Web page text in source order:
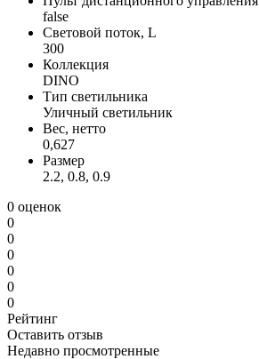
false
Световой поток, L
300
Коллекция
DINO
Тип светильника
Уличный светильник
Вес, нетто
0,627
Размер
2.2, 0.8, 0.9
0 оценок
0
0
0
0
0
0
Рейтинг
Оставить отзыв
Недавно просмотренные